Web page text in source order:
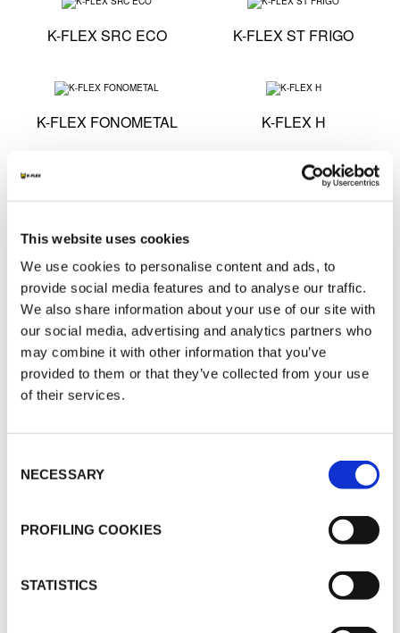
This website uses cookies
We use cookies to personalise content and ads, to
provide social media features and to analyse our traffic.
We also share information about your use of our site with
our social media, advertising and analytics partners who
may combine it with other information that you’ve
provided to them or that they’ve collected from your use
of their services.
Selection
NECESSARY
PROFILING COOKIES
STATISTICS
K-FLEX SRC ECO
Specyfikacja techniczna - K-FLEX SRC ECO
K-FLEX ST FRIGO
K-FLEX FONOMETAL
Specyfikacja techniczna - K-FLEX FONOMETAL
K-FLEX H
K-FLEX PE QUADRO
Specyfikacja techniczna - K-FLEX PE QUADRO
K-FLEX COLOR
K-FLEX PE
RECTANGULAR
Specyfikacja techniczna - K-FLEX PE RECTANGULAR
K-FLEX PU
Specyfikacja techniczna - K-FLEX PE PLUS
K-FLEX PE PLUS
K-FLEX AL CLAD